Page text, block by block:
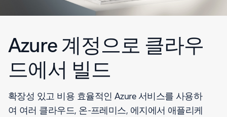
Azure 계정으로 클라우
드에서 빌드
확장성 있고 비용 효율적인 Azure 서비스를 사용하
여 여러 클라우드, 온-프레미스, 에지에서 애플리케